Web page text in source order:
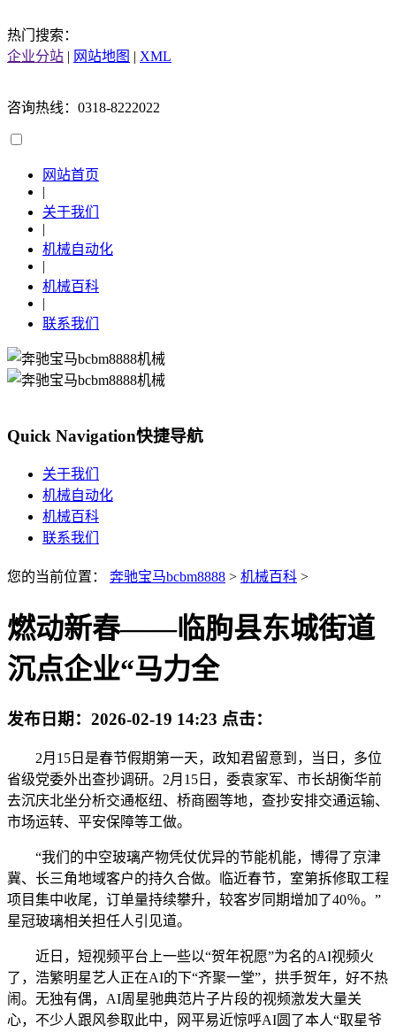
热门搜索：
企业分站 | 网站地图 | XML
咨询热线：0318-8222022
网站首页
|
关于我们
|
机械自动化
|
机械百科
|
联系我们
Quick Navigation快捷导航
关于我们
机械自动化
机械百科
联系我们
您的当前位置： 奔驰宝马bcbm8888 > 机械百科 >
燃动新春——临朐县东城街道
沉点企业“马力全
发布日期： 2026-02-19 14:23 点击：
2月15日是春节假期第一天，政知君留意到，当日，多位
省级党委外出查抄调研。2月15日，委袁家军、市长胡衡华前
去沉庆北坐分析交通枢纽、桥商圈等地，查抄安排交通运输、
市场运转、平安保障等工做。
“我们的中空玻璃产物凭仗优异的节能机能，博得了京津
冀、长三角地域客户的持久合做。临近春节，室第拆修取工程
项目集中收尾，订单量持续攀升，较客岁同期增加了40％。”
星冠玻璃相关担任人引见道。
近日，短视频平台上一些以“贺年祝愿”为名的AI视频火
了，浩繁明星艺人正在AI的下“齐聚一堂”，拱手贺年，好不热
闹。无独有偶，AI周星驰典范片子片段的视频激发大量关
心，不少人跟风参取此中，网平易近惊呼AI圆了本人“取星爷